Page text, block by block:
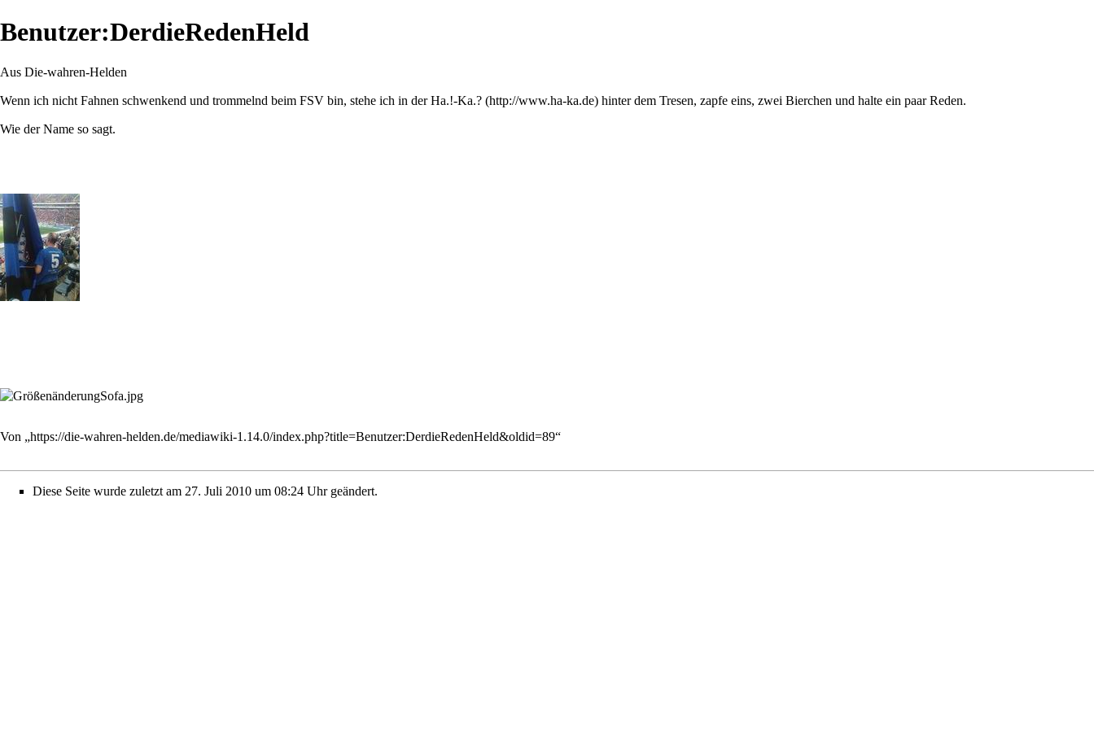
Benutzer:DerdieRedenHeld
Aus Die-wahren-Helden
Wenn ich nicht Fahnen schwenkend und trommelnd beim FSV bin, stehe ich in derHa.!-Ka.? hinter dem Tresen, zapfe eins, zwei Bierchen und halte ein paar Reden.
Wie der Name so sagt.
Von „https://die-wahren-helden.de/mediawiki-1.14.0/index.php?title=Benutzer:DerdieRedenHeld&oldid=89“
Diese Seite wurde zuletzt am 27. Juli 2010 um 08:24 Uhr geändert.